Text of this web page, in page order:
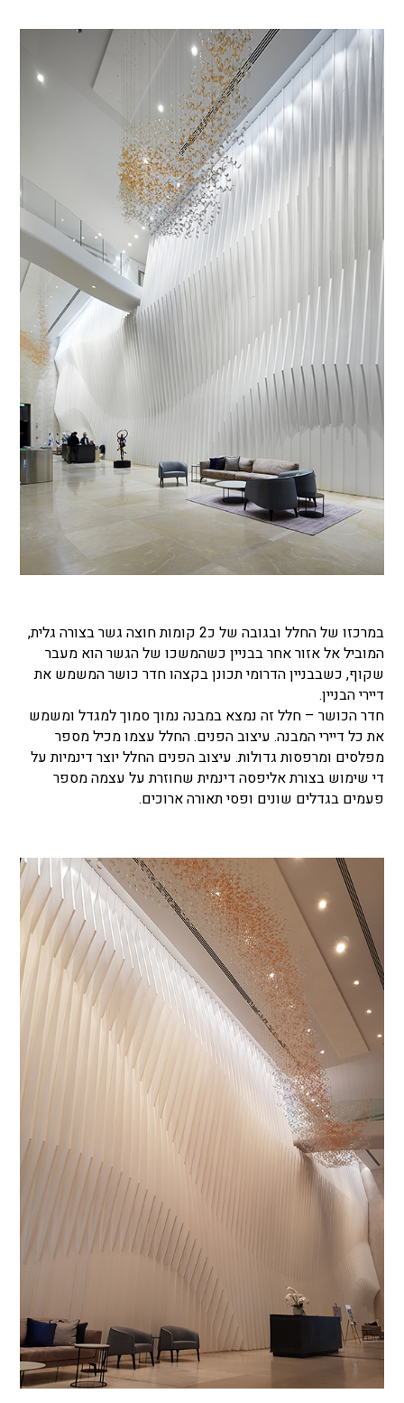
במרכזו של החלל ובגובה של כ2 קומות חוצה גשר בצורה גלית,
המוביל אל אזור אחר בבניין כשהמשכו של הגשר הוא מעבר
שקוף, כשבבניין הדרומי תכונן בקצהו חדר כושר המשמש את
דיירי הבניין.
חדר הכושר – חלל זה נמצא במבנה נמוך סמוך למגדל ומשמש
את כל דיירי המבנה. עיצוב הפנים. החלל עצמו מכיל מספר
מפלסים ומרפסות גדולות. עיצוב הפנים החלל יוצר דינמיות על
די שימוש בצורת אליפסה דינמית שחוזרת על עצמה מספר
פעמים בגדלים שונים ופסי תאורה ארוכים.